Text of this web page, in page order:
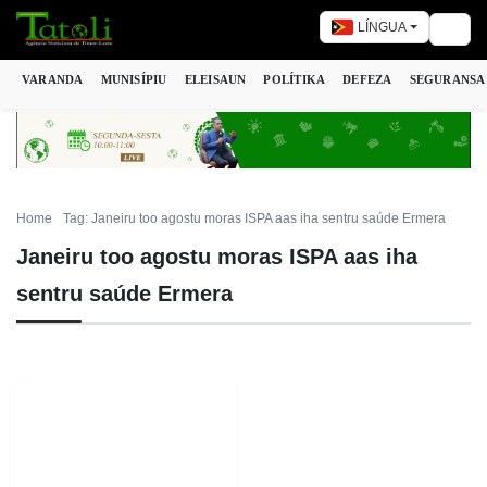
LÍNGUA
VARANDA MUNISÍPIU ELEISAUN POLÍTIKA DEFEZA SEGURANSA
Home Tag: Janeiru too agostu moras ISPA aas iha sentru saúde Ermera
Janeiru too agostu moras ISPA aas iha
sentru saúde Ermera